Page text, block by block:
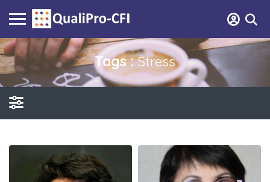
Tags :Stress